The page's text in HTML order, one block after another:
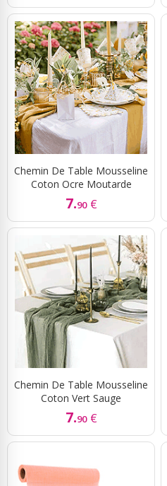
Chemin De Table Mousseline
Coton Ocre Moutarde
7.90 €
Chemin De Table Mousseline
Coton Vert Sauge
7.90 €